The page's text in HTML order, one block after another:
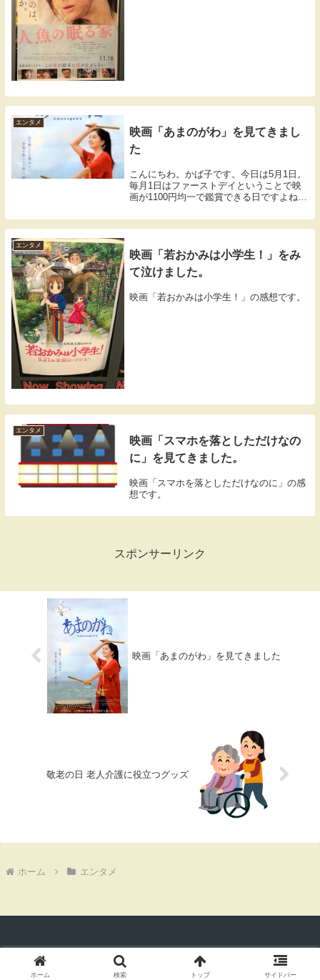
エンタメ
映画「あまのがわ」を見てきまし
た
こんにちわ。かば子です。今日は5月1日。
毎月1日はファーストデイということで映
画が1100円均一で鑑賞できる日ですよね。
ってきました。見てきたのはこちら。「あ
まのがわ」「心を無くした彼女は、身体を
エンタメ
映画「若おかみは小学生！」をみ
て泣けました。
映画「若おかみは小学生！」の感想です。
エンタメ
映画「スマホを落としただけなの
に」を見てきました。
映画「スマホを落としただけなのに」の感
想です。
スポンサーリンク
映画「あまのがわ」を見てきました
敬老の日 老人介護に役立つグッズ
ホーム エンタメ
SEO対策テンプレート ©手取り額を見て考える
ホーム 検索 トップ サイドバー